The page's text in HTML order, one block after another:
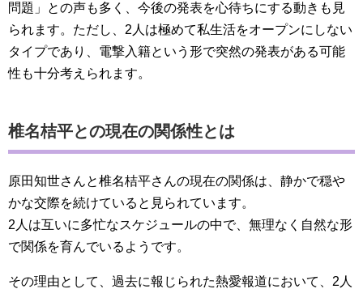
問題」との声も多く、今後の発表を心待ちにする動きも見
られます。ただし、2人は極めて私生活をオープンにしない
タイプであり、電撃入籍という形で突然の発表がある可能
性も十分考えられます。
椎名桔平との現在の関係性とは
原田知世さんと椎名桔平さんの現在の関係は、静かで穏や
かな交際を続けていると見られています。
2人は互いに多忙なスケジュールの中で、無理なく自然な形
で関係を育んでいるようです。
その理由として、過去に報じられた熱愛報道において、2人